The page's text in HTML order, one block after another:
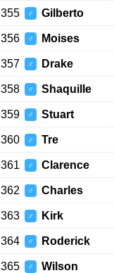
355 ♂ Gilberto
356 ♂ Moises
357 ♂ Drake
358 ♂ Shaquille
359 ♂ Stuart
360 ♂ Tre
361 ♂ Clarence
362 ♂ Charles
363 ♂ Kirk
364 ♂ Roderick
365 ♂ Wilson